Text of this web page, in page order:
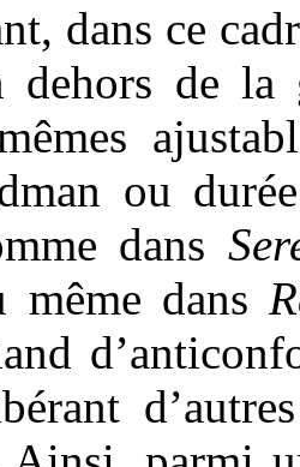
dans ce
dehors de la
ou
dans
même dans